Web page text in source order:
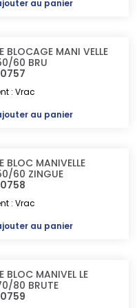
au panier
BLOCAGE MANI VELLE
60 BRU
: Vrac
au panier
BLOC MANIVELLE
60 ZINGUE
: Vrac
au panier
BLOC MANIVEL LE
80 BRUTE